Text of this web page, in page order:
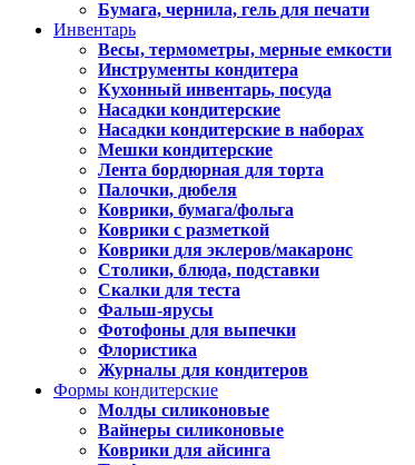
Бумага, чернила, гель для печати
Инвентарь
Весы, термометры, мерные емкости
Инструменты кондитера
Кухонный инвентарь, посуда
Насадки кондитерские
Насадки кондитерские в наборах
Мешки кондитерские
Лента бордюрная для торта
Палочки, дюбеля
Коврики, бумага/фольга
Коврики с разметкой
Коврики для эклеров/макаронс
Столики, блюда, подставки
Скалки для теста
Фальш-ярусы
Фотофоны для выпечки
Флористика
Журналы для кондитеров
Формы кондитерские
Молды силиконовые
Вайнеры силиконовые
Коврики для айсинга